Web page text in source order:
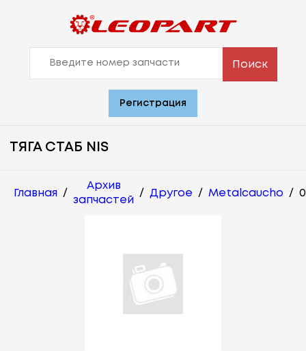
Поиск
Регистрация
ТЯГА СТАБ NIS
Главная /
Архив
запчастей
/ Другое / Metalcaucho /